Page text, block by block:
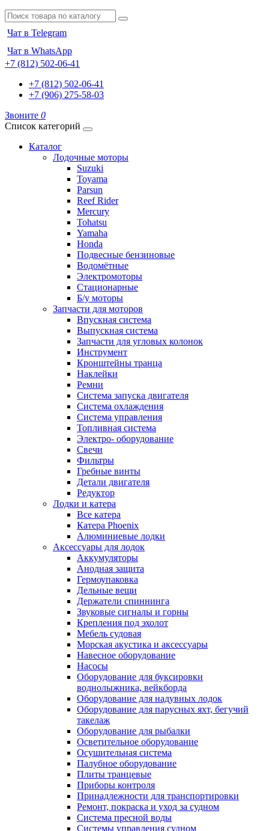
Чат в Telegram
Чат в WhatsApp
+7 (812) 502-06-41
+7 (812) 502-06-41
+7 (906) 275-58-03
Звоните 0
Список категорий
Каталог
Лодочные моторы
Suzuki
Toyama
Parsun
Reef Rider
Mercury
Tohatsu
Yamaha
Honda
Подвесные бензиновые
Водомётные
Электромоторы
Стационарные
Б/у моторы
Запчасти для моторов
Впускная система
Выпускная система
Запчасти для угловых колонок
Инструмент
Кронштейны транца
Наклейки
Ремни
Система запуска двигателя
Система охлаждения
Система управления
Топливная система
Электро- оборудование
Свечи
Фильтры
Гребные винты
Детали двигателя
Редуктор
Лодки и катера
Все катера
Катера Phoenix
Алюминиевые лодки
Аксессуары для лодок
Аккумуляторы
Анодная защита
Гермоупаковка
Дельные вещи
Держатели спиннинга
Звуковые сигналы и горны
Крепления под эхолот
Мебель судовая
Морская акустика и аксессуары
Навесное оборудование
Насосы
Оборудование для буксировки
воднолыжника, вейкборда
Оборудование для надувных лодок
Оборудование для парусных яхт, бегучий
такелаж
Оборудование для рыбалки
Осветительное оборудование
Осушительная система
Палубное оборудование
Плиты транцевые
Приборы контроля
Принадлежности для транспортировки
Ремонт, покраска и уход за судном
Система пресной воды
Системы управления судном